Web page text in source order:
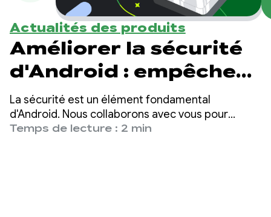
Actualités des produits
Améliorer la sécurité
d'Android : empêcher
les logiciels
malveillants
d'espionner les
La sécurité est un élément fondamental
d'Android. Nous collaborons avec vous pour
assurer la sécurité de la plate-forme et protéger
Temps de lecture : 2 min